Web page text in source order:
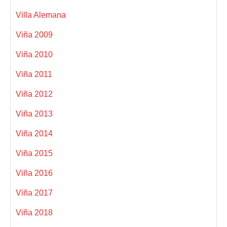
Villa Alemana
Viña 2009
Viña 2010
Viña 2011
Viña 2012
Viña 2013
Viña 2014
Viña 2015
Viña 2016
Viña 2017
Viña 2018